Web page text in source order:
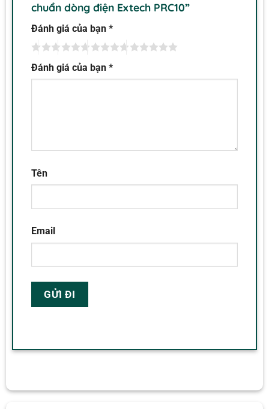
chuẩn dòng điện Extech PRC10”
Đánh giá của bạn *
Đánh giá của bạn *
Tên
Email